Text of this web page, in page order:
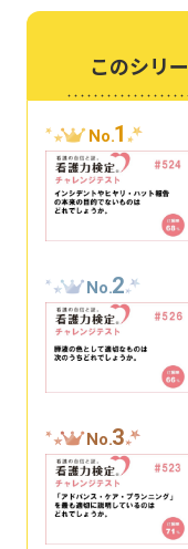
このシリ
No.1
No.2
No.3